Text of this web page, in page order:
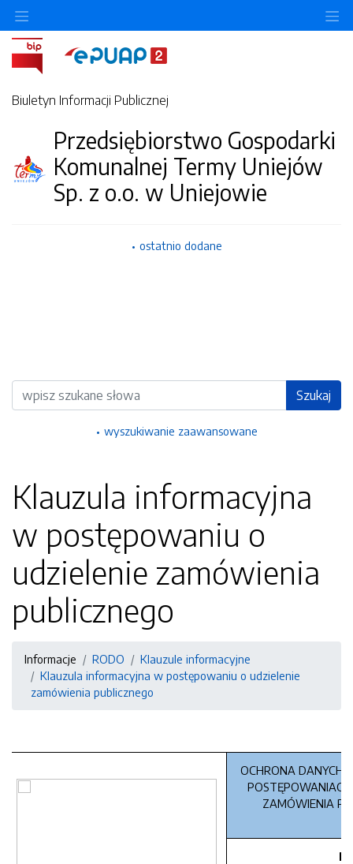
Biuletyn Informacji Publicznej
Przedsiębiorstwo Gospodarki
Komunalnej Termy Uniejów
Sp. z o.o. w Uniejowie
ostatnio dodane
Wyszukiwarka Szukaj
wyszukiwanie zaawansowane
Klauzula informacyjna
w postępowaniu o
udzielenie zamówienia
publicznego
Informacje RODO
Klauzule informacyjne
Klauzula informacyjna w postępowaniu o udzielenie
zamówienia publicznego
OCHRONA DANYCH
ZAMÓWIENIA